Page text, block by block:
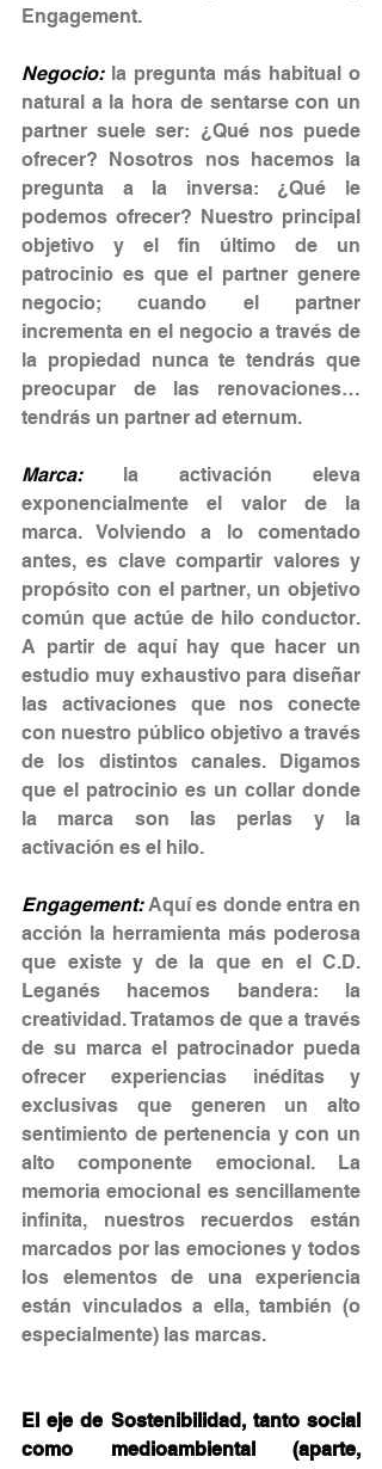
Engagement.
Negocio: la pregunta más habitual o
natural a la hora de sentarse con un
partner suele ser: ¿Qué nos puede
ofrecer? Nosotros nos hacemos la
pregunta a la inversa: ¿Qué le
podemos ofrecer? Nuestro principal
objetivo y el fin último de un
patrocinio es que el partner genere
negocio; cuando el partner
incrementa en el negocio a través de
la propiedad nunca te tendrás que
preocupar de las renovaciones…
tendrás un partner ad eternum.
Marca: la activación eleva
exponencialmente el valor de la
marca. Volviendo a lo comentado
antes, es clave compartir valores y
propósito con el partner, un objetivo
común que actúe de hilo conductor.
A partir de aquí hay que hacer un
estudio muy exhaustivo para diseñar
las activaciones que nos conecte
con nuestro público objetivo a través
de los distintos canales. Digamos
que el patrocinio es un collar donde
la marca son las perlas y la
activación es el hilo.
Engagement: Aquí es donde entra en
acción la herramienta más poderosa
que existe y de la que en el C.D.
Leganés hacemos bandera: la
creatividad. Tratamos de que a través
de su marca el patrocinador pueda
ofrecer experiencias inéditas y
exclusivas que generen un alto
sentimiento de pertenencia y con un
alto componente emocional. La
memoria emocional es sencillamente
infinita, nuestros recuerdos están
marcados por las emociones y todos
los elementos de una experiencia
están vinculados a ella, también (o
especialmente) las marcas.
El eje de Sostenibilidad, tanto social
como medioambiental (aparte,